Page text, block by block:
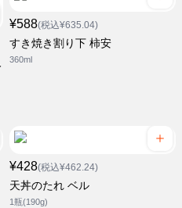
¥588(税込¥635.04)
すき焼き割り下 柿安
360ml
¥428(税込¥462.24)
天丼のたれ ベル
1瓶(190g)